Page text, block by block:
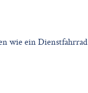
wie ein Dienstfahrrad